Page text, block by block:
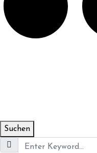
Suchen